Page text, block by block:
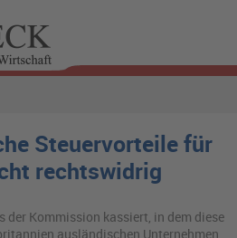
Steuervorteile für
rechtswidrig
der Kom­mis­si­on kas­siert, in dem diese
aus­län­di­schen Un­ter­neh­men